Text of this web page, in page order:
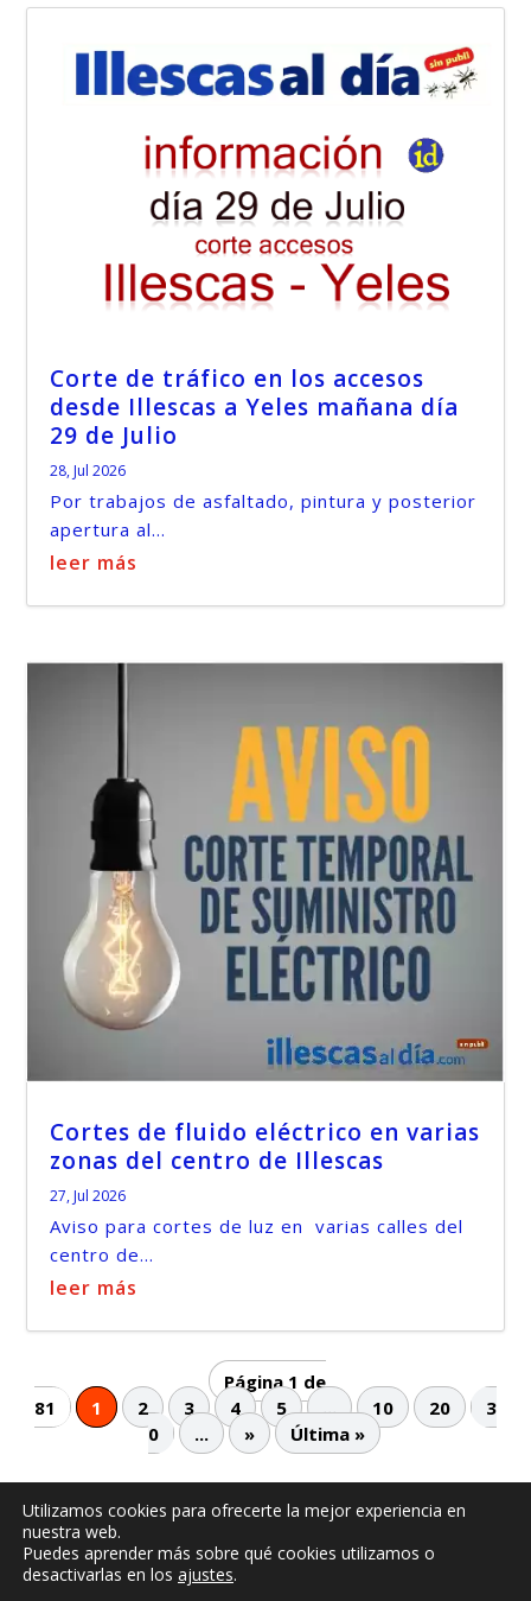
Corte de tráfico en los accesos
desde Illescas a Yeles mañana día
29 de Julio
28, Jul 2026
Por trabajos de asfaltado, pintura y posterior
apertura al...
leer más
Cortes de fluido eléctrico en varias
zonas del centro de Illescas
27, Jul 2026
Aviso para cortes de luz en varias calles del
centro de...
leer más
Página 1 de
81
1 2 3 4 5 ... 10 20
3
0
... » Última »
© -
Política de privacidad
Utilizamos cookies para ofrecerte la mejor experiencia en
nuestra web.
Puedes aprender más sobre qué cookies utilizamos o
desactivarlas en los ajustes.